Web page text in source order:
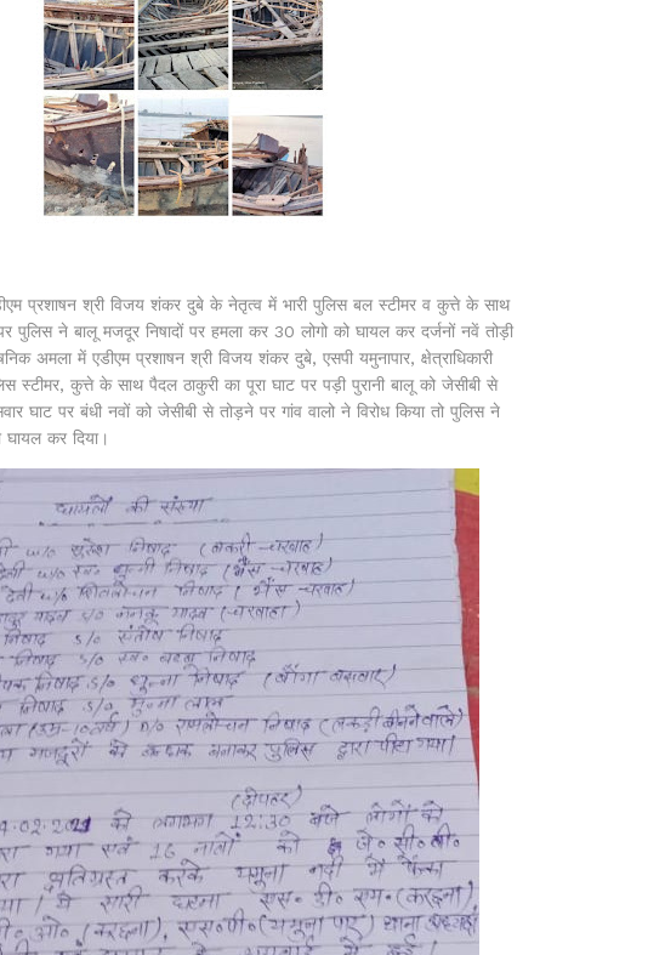
प्रशाषन श्री विजय शंकर दुबे के नेतृत्व में भारी पुलिस बल स्टीमर व कुत्ते के साथ
पुलिस ने बालू मजदूर निषादों पर हमला कर 30 लोगो को घायल कर दर्जनों नवें तोड़ी
अमला में एडीएम प्रशाषन श्री विजय शंकर दुबे, एसपी यमुनापार, क्षेत्राधिकारी
स्टीमर, कुत्ते के साथ पैदल ठाकुरी का पूरा घाट पर पड़ी पुरानी बालू को जेसीबी से
घाट पर बंधी नवों को जेसीबी से तोड़ने पर गांव वालो ने विरोध किया तो पुलिस ने
घायल कर दिया।